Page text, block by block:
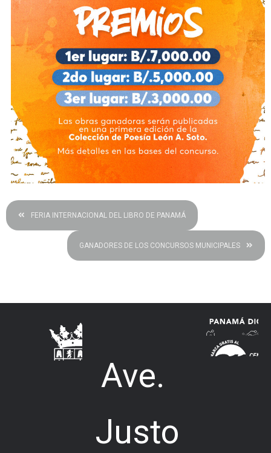
FERIA INTERNACIONAL DEL LIBRO DE PANAMÁ
GANADORES DE LOS CONCURSOS MUNICIPALES
Ave.
Justo